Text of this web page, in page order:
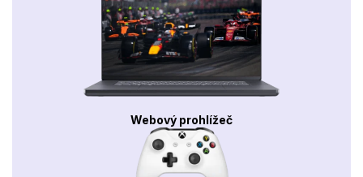
Webový prohlížeč